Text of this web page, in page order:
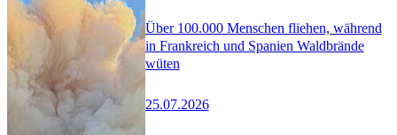
Über 100.000 Menschen fliehen, während
in Frankreich und Spanien Waldbrände
wüten
25.07.2026